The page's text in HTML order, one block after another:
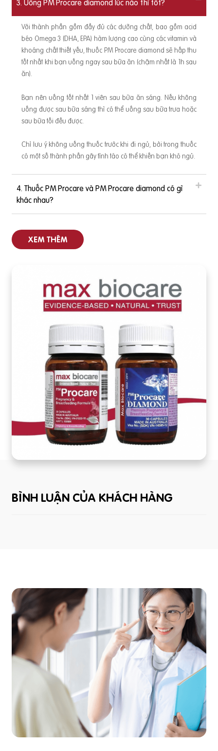
3. Uống PM Procare diamond lúc nào thì tốt?
Với thành phần gồm đầy đủ các dưỡng chất, bao gồm acid
béo Omega 3 (DHA, EPA) hàm lượng cao cùng các vitamin và
khoáng chất thiết yếu, thuốc PM Procare diamond sẽ hấp thu
tốt nhất khi bạn uống ngay sau bữa ăn (chậm nhất là 1h sau
ăn).
Bạn nên uống tốt nhất 1 viên sau bữa ăn sáng. Nếu không
uống được sau bữa sáng thì có thể uống sau bữa trưa hoặc
sau bữa tối đều được.
Chỉ lưu ý không uống thuốc trước khi đi ngủ, bởi trong thuốc
có một số thành phần gây tỉnh táo có thể khiến bạn khó ngủ.
4. Thuốc PM Procare và PM Procare diamond có gì
khác nhau?
XEM THÊM
BÌNH LUẬN CỦA KHÁCH HÀNG